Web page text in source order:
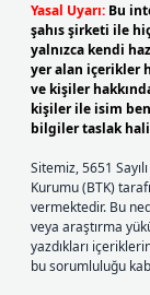
Yasal Uyarı: Bu
şahıs şirketi ile
yalnızca kendi
yer alan içerikler
ve kişiler
kişiler ile isim
bilgiler taslak
Sitemiz, 5651
Kurumu (BTK)
vermektedir. Bu
veya araştırma
yazdıkları
bu sorumluluğu